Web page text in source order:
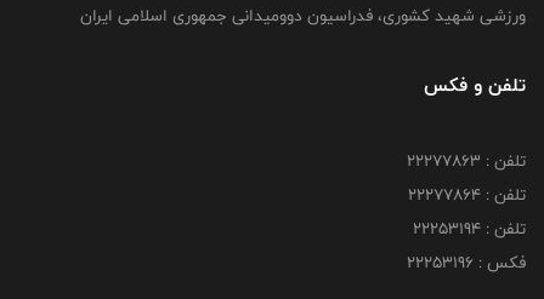
ورزشی شهید کشوری، فدراسیون دوومیدانی جمهوری اسلامی ایران
تلفن و فکس
تلفن : 22277863
تلفن : 22277864
تلفن : 22253194
فکس : 22253196